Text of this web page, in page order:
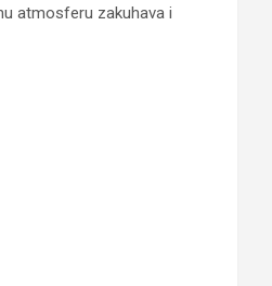
atmosferu zakuhava i